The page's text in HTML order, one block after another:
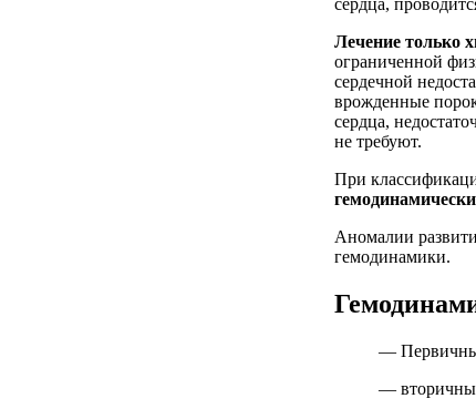
Лечение только
ограниченной
сердечной
врожденные
сердца,
не требуют.
При
Аномалии
гемодинамики.
—
—